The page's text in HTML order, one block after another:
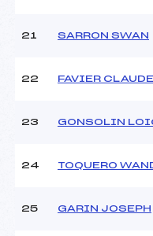
21 SARRON SWAN
22 FAVIER CLAUDE
23 GONSOLIN
24 TOQUERO
25 GARIN JOSEPH